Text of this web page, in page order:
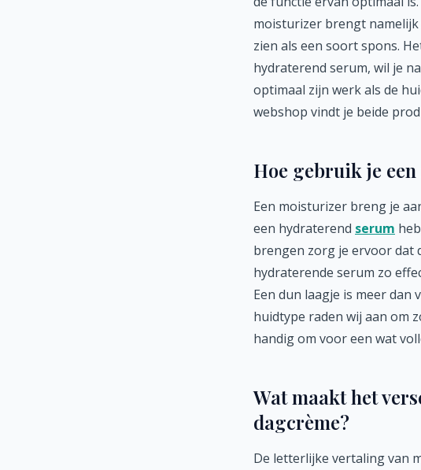
moisturizer brengt namelijk
zien als een soort spons.
hydraterend serum, wil je
optimaal zijn werk als de
webshop vindt je beide
Hoe gebruik je
Een moisturizer breng je
een hydraterend serum
brengen zorg je ervoor dat
hydraterende serum zo
Een dun laagje is meer
huidtype raden wij aan om
handig om voor een wat
Wat maakt het
dagcrème?
De letterlijke vertaling van